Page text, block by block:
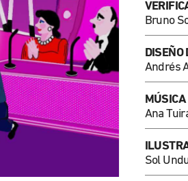
Bruno
DISEÑO
Andrés
MÚSICA
Ana
Sol